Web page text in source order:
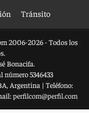
Tránsito
2006-2026 - Todos los
Bonacifa.
5346433
Argentina | Teléfono:
perfilcom@perfil.com